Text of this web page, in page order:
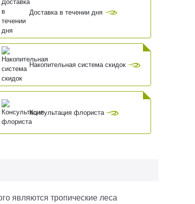
Доставка в течении дня
Накопительная система скидок
Консультация флориста
являются тропические леса